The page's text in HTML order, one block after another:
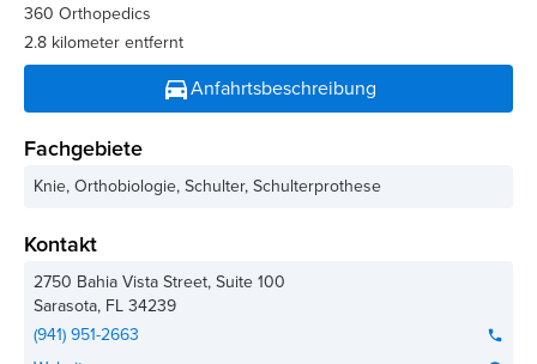
360 Orthopedics
2.8 kilometer entfernt
directions_carAnfahrtsbeschreibung
Fachgebiete
Knie, Orthobiologie, Schulter, Schulterprothese
Kontakt
2750 Bahia Vista Street, Suite 100
Sarasota, FL34239
(941) 951-2663
phone